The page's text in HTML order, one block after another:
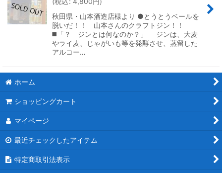
秋田県・山本酒造店様より ●とうとうベールを
脱いだ！！ 山本さんのクラフトジン！！
◼️「？ ジンとは何なのか？」 ジンは、大麦
やライ麦、じゃがいも等を発酵させ、蒸留した
アルコー…
ホーム
ショッピングカート
マイページ
最近チェックしたアイテム
特定商取引法表示